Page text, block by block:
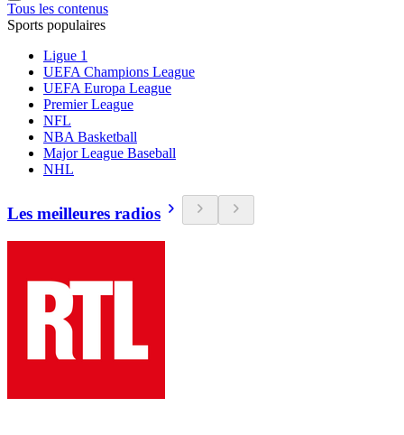
Tous les contenus
Sports populaires
Ligue 1
UEFA Champions League
UEFA Europa League
Premier League
NFL
NBA Basketball
Major League Baseball
NHL
Les meilleures radios